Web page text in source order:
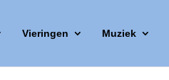
Vieringen Muziek